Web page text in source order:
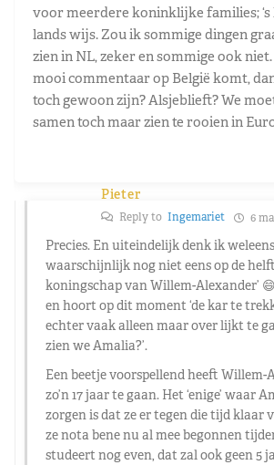
voor meerdere koninklijke families; ‘s
lands wijs. Zou ik sommige dingen
zien in NL, zeker en sommige ook niet.
mooi commentaar op België komt,
toch gewoon zijn? Alsjeblieft? We
samen toch maar zien te rooien in
Pieter
Reply to Ingemariet 6
Precies. En uiteindelijk denk ik
waarschijnlijk nog niet eens op de
koningschap van Willem-Alexander’
en hoort op dit moment ‘de kar te
echter vaak alleen maar over lijkt te
zien we Amalia?’.
Een beetje voorspellend heeft Willem-
zo’n 17 jaar te gaan. Het ‘enige’ waar
zorgen is dat ze er tegen die tijd klaar
ze nota bene nu al mee begonnen
studeert nog even, dat zal ook geen 5